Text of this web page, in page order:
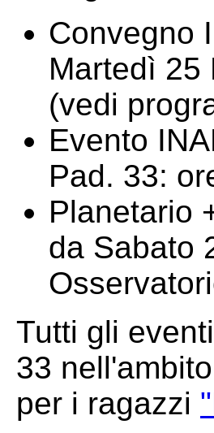
Convegno
Martedì 25
(vedi
Evento
Pad. 33:
Planetario
da Sabato
Tutti gli
33
per i ragazzi